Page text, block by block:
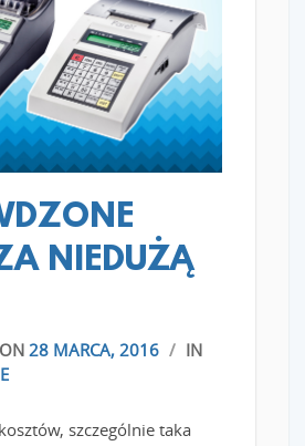
READ MORE
NIEDUŻĄ
ON 28 MARCA, 2016 / IN
szczególnie taka